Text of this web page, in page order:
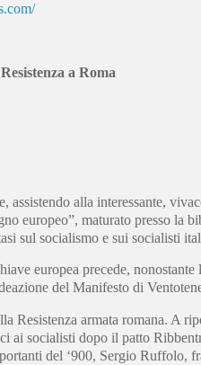
a Roma
assistendo alla interessante,
europeo”, maturato presso la
sul socialismo e sui socialisti
europea precede,
del Manifesto di
Resistenza armata romana. A
ai socialisti dopo il patto
del ‘900, Sergio Ruffolo,